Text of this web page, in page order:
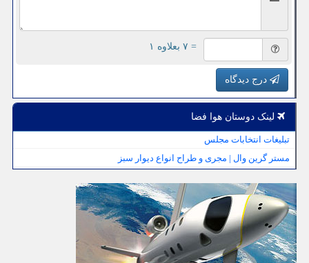
= ۷ بعلاوه ۱
درج دیدگاه
لینک دوستان هوا فضا
تبلیغات انتخابات مجلس
مستر گرین وال | مجری و طراح انواع دیوار سبز